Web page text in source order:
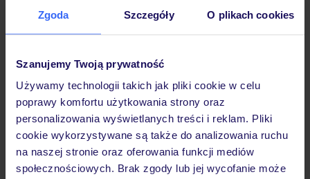
Zgoda Szczegóły O plikach cookies
Szanujemy Twoją prywatność
Używamy technologii takich jak pliki cookie w celu
poprawy komfortu użytkowania strony oraz
personalizowania wyświetlanych treści i reklam. Pliki
cookie wykorzystywane są także do analizowania ruchu
na naszej stronie oraz oferowania funkcji mediów
społecznościowych. Brak zgody lub jej wycofanie może
Hotel
Pokoje
Wyżywienie